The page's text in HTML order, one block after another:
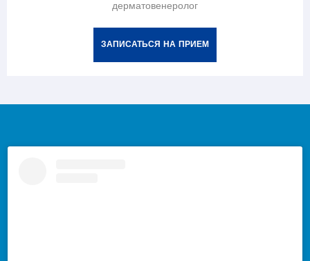
дерматовенеролог
ЗАПИСАТЬСЯ НА ПРИЕМ